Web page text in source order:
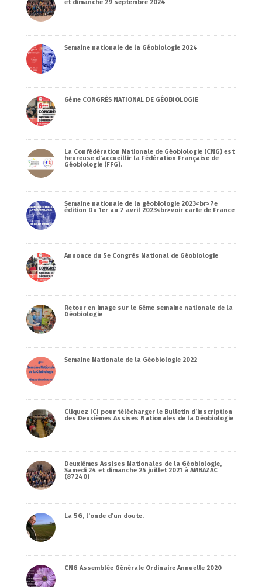
et dimanche 29 septembre 2024
Semaine nationale de la Géobiologie 2024
6ème CONGRÈS NATIONAL DE GÉOBIOLOGIE
La Confédération Nationale de Géobiologie (CNG) est
heureuse d’accueillir la Fédération Française de
Géobiologie (FFG).
Semaine nationale de la géobiologie 2023<br>7e
édition Du 1er au 7 avril 2023<br>voir carte de France
Annonce du 5e Congrès National de Géobiologie
Retour en image sur le 6ème semaine nationale de la
Géobiologie
Semaine Nationale de la Géobiologie 2022
Cliquez ICI pour télécharger le Bulletin d’inscription
des Deuxièmes Assises Nationales de la Géobiologie
Deuxièmes Assises Nationales de la Géobiologie,
Samedi 24 et dimanche 25 juillet 2021 à AMBAZAC
(87240)
La 5G, l’onde d’un doute.
CNG Assemblée Générale Ordinaire Annuelle 2020